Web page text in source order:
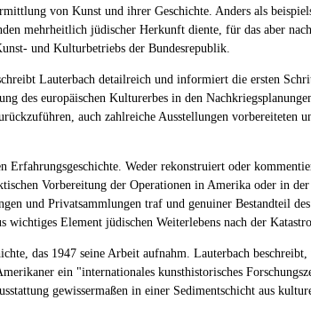
von Kunst und ihrer Geschichte. Anders als
mehrheitlich jüdischer Herkunft diente, für das aber
und Kulturbetriebs der Bundesrepublik.
Lauterbach detailreich und informiert die ersten
europäischen Kulturerbes in den
auch zahlreiche Ausstellungen vorbereiteten
Weder rekonstruiert oder
Vorbereitung der Operationen in Amerika oder in
und Privatsammlungen traf und genuiner Bestandteil
Element jüdischen Weiterlebens nach der
das 1947 seine Arbeit aufnahm. Lauterbach
ein "internationales kunsthistorisches
gewissermaßen in einer Sedimentschicht aus